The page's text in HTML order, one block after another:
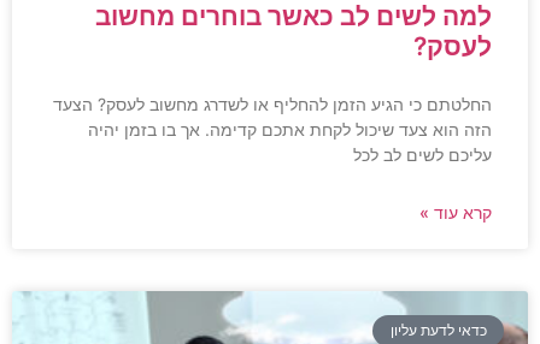
למה לשים לב כאשר בוחרים מחשוב
לעסק?
החלטתם כי הגיע הזמן להחליף או לשדרג מחשוב לעסק? הצעד
הזה הוא צעד שיכול לקחת אתכם קדימה. אך בו בזמן יהיה
עליכם לשים לב לכל
קרא עוד »
כדאי לדעת עליון